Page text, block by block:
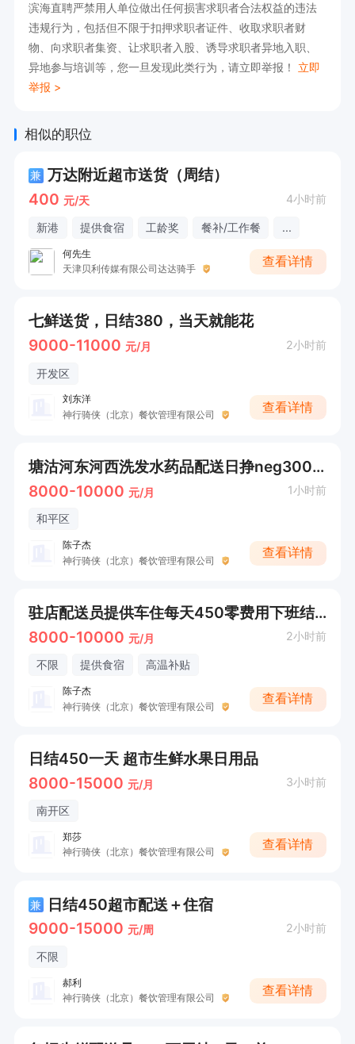
生、自由职业者及其他寻求兼职人士报名。在这
里，你将拥有灵活的工作时间，可根据自身情况自
由安排。加入我们，开启一段充实且有回报的工作
之旅！
滨海直聘严禁用人单位做出任何损害求职者合法权益的违法
违规行为，包括但不限于扣押求职者证件、收取求职者财
物、向求职者集资、让求职者入股、诱导求职者异地入职、
异地参与培训等，您一旦发现此类行为，请立即举报！ 立即
举报 >
相似的职位
兼 万达附近超市送货（周结）
400 元/天 4小时前
新港 提供食宿 工龄奖 餐补/工作餐 ...
何先生
天津贝利传媒有限公司达达骑手
查看详情
七鲜送货，日结380，当天就能花
9000-11000 元/月 2小时前
开发区
刘东洋
神行骑侠（北京）餐饮管理有限公司
查看详情
塘沽河东河西洗发水药品配送日挣neg300，时间自由，可以周结
8000-10000 元/月 1小时前
和平区
陈子杰
神行骑侠（北京）餐饮管理有限公司
查看详情
驻店配送员提供车住每天450零费用下班结算
8000-10000 元/月 2小时前
不限 提供食宿 高温补贴
陈子杰
神行骑侠（北京）餐饮管理有限公司
查看详情
日结450一天 超市生鲜水果日用品
8000-15000 元/月 3小时前
南开区
郑莎
神行骑侠（北京）餐饮管理有限公司
查看详情
兼
日结450超市配送＋住宿
9000-15000 元/周 2小时前
不限
郝利
神行骑侠（北京）餐饮管理有限公司
查看详情